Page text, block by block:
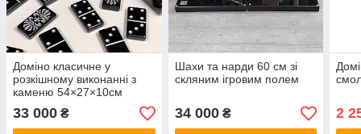
Доміно класичне у
розкішному виконанні з
каменю 54×27×10см
33 000 ₴
Шахи та нарди 60 см зі
скляним ігровим полем
34 000₴ 2